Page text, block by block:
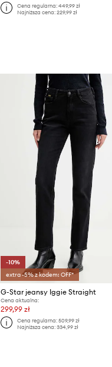
Cena regularna: 449,99 zł
Najniższa cena: 229,99 zł
-10%
extra -5% z kodem: OFF*
G-Star jeansy Iggie Straight
Cena aktualna:
299,99 zł
Cena regularna: 509,99 zł
Najniższa cena: 334,99 zł